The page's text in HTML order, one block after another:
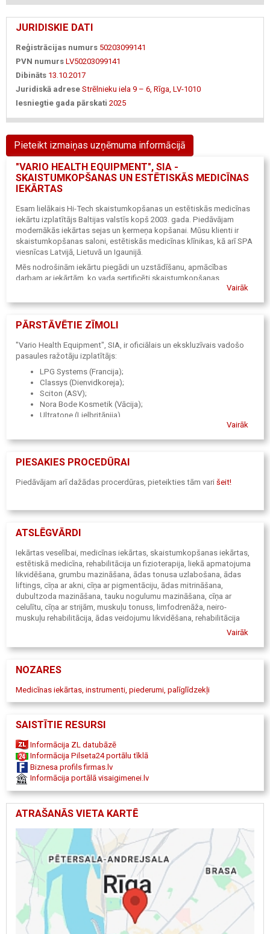
JURIDISKIE DATI
Reģistrācijas numurs 50203099141
PVN numurs LV50203099141
Dibināts 13.10.2017
Juridiskā adrese Strēlnieku iela 9 – 6, Rīga, LV-1010
Iesniegtie gada pārskati 2025
Pieteikt izmaiņas uzņēmuma informācijā
"VARIO HEALTH EQUIPMENT", SIA -
SKAISTUMKOPŠANAS UN ESTĒTISKĀS MEDICĪNAS
IEKĀRTAS
Esam lielākais Hi-Tech skaistumkopšanas un estētiskās medicīnas
iekārtu izplatītājs Baltijas valstīs kopš 2003. gada. Piedāvājam
modernākās iekārtas sejas un ķermeņa kopšanai. Mūsu klienti ir
skaistumkopšanas saloni, estētiskās medicīnas klīnikas, kā arī SPA
viesnīcas Latvijā, Lietuvā un Igaunijā.
Mēs nodrošinām iekārtu piegādi un uzstādīšanu, apmācības
darbam ar iekārtām, ko vada sertificēti skaistumkopšanas
Vairāk
PĀRSTĀVĒTIE ZĪMOLI
"Vario Health Equipment", SIA, ir oficiālais un ekskluzīvais vadošo
pasaules ražotāju izplatītājs:
LPG Systems (Francija);
Classys (Dienvidkoreja);
Sciton (ASV);
Nora Bode Kosmetik (Vācija);
Ultratone (Lielbritānija).
Vairāk
PIESAKIES PROCEDŪRAI
Piedāvājam arī dažādas procerdūras, pieteikties tām vari šeit!
ATSLĒGVĀRDI
Iekārtas veselībai, medicīnas iekārtas, skaistumkopšanas iekārtas,
estētiskā medicīna, rehabilitācija un fizioterapija, liekā apmatojuma
likvidēšana, grumbu mazināšana, ādas tonusa uzlabošana, ādas
liftings, cīņa ar akni, cīņa ar pigmentāciju, ādas mitrināšana,
dubultzoda mazināšana, tauku nogulumu mazināšana, cīņa ar
celulītu, cīņa ar strijām, muskuļu tonuss, limfodrenāža, neiro-
muskuļu rehabilitācija, ādas veidojumu likvidēšana, rehabilitācija
pēc traumām, BBL, lāzerepilācija, HIFU liftings, kriolipolīze, LPG
stimulācija, skābekļa terapija, Oxy-terapija, RF-liftings, LPG
Ultratone, Leaseir, GMV.
Vairāk
NOZARES
Medicīnas iekārtas, instrumenti, piederumi, palīglīdzekļi
SAISTĪTIE RESURSI
Informācija ZL datubāzē
Informācija Pilseta24 portālu tīklā
Biznesa profils firmas.lv
Informācija portālā visaigimenei.lv
ATRAŠANĀS VIETA KARTĒ